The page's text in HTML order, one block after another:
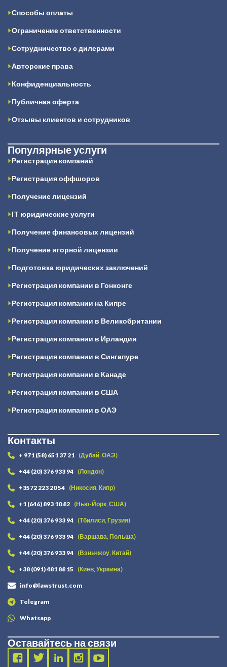
Способы оплаты
Ограничение ответственности
Сотрудничество с дилерами
Авторские права
Конфиденциальность
Публичная оферта
Отзывы клиентов и сотрудников
Популярные услуги
Регистрация компаний
Регистрация оффшоров
Получение лицензий
IT юридические услуги
Получение финансовых лицензий
Получение игорной лицензии
Подготовка юридических заключений
Регистрация компании в Гонконге
Регистрация компании на Кипре
Регистрация компании в Великобритании
Регистрация компании в Ирландии
Регистрация компании в Сингапуре
Регистрация компании в Канаде
Регистрация компании в США
Регистрация компании в ОАЭ
Контакты
+ 971 (58) 651 37 21 (Дубай, ОАЭ)
+44 (20) 376 933 94 (Лондон)
+3572 223 20 54 (Никосия, Кипр)
+1 (646) 893 10 82 (Нью-Йорк, США)
+44 (20) 376 933 94 (Тбилиси, Грузия)
+44 (20) 376 933 94 (Варшава, Польша)
+44 (20) 376 933 94 (Вэньчжоу, Китай)
+38 (091) 481 88 15 (Киев, Украина)
info@lawstrust.com
Telegram
Whatsapp
Оставайтесь на связи